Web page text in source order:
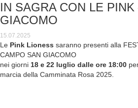
IN SAGRA CON LE
GIACOMO
15.07.2025
Le Pink Lioness saranno presenti alla
CAMPO SAN GIACOMO
nei giorni 18 e 22 luglio dalle ore 18:00
marcia della Camminata Rosa 2025.